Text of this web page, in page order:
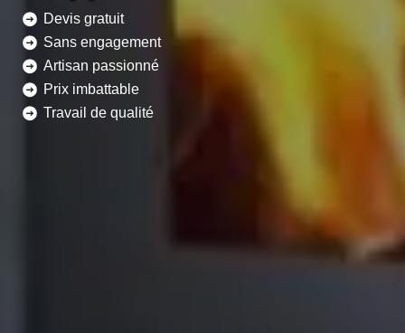
Devis gratuit
Sans engagement
Artisan passionné
Prix imbattable
Travail de qualité